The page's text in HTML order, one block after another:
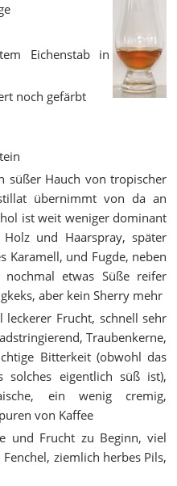
Eichenstab in
noch gefärbt
süßer Hauch von tropischer
übernimmt von da an
ist weit weniger dominant
und Haarspray, später
Karamell, und Fugde, neben
nochmal etwas Süße reifer
aber kein Sherry mehr
Frucht, schnell sehr
Traubenkerne,
Bitterkeit (obwohl das
solches eigentlich süß ist),
ein wenig cremig,
von Kaffee
und Frucht zu Beginn, viel
ziemlich herbes Pils,